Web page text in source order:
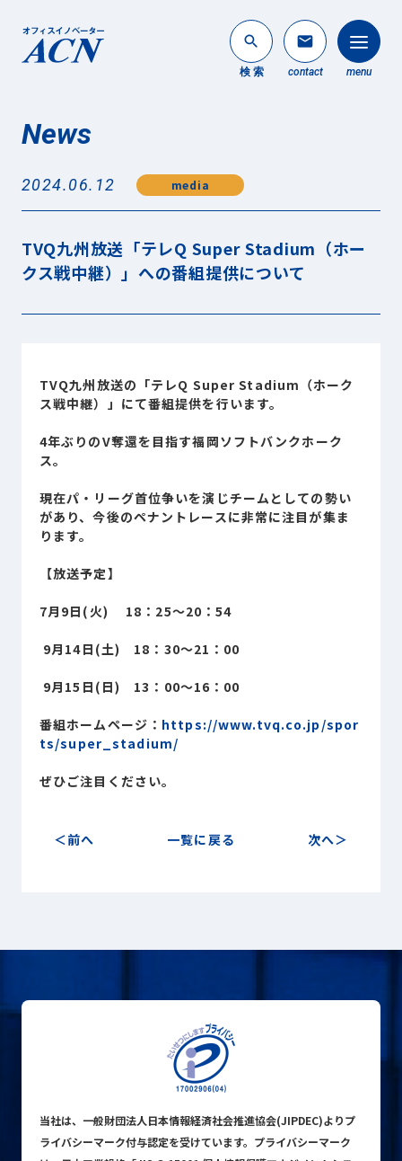
search
検 索
mail
contact menu
法人のお客様
個人のお客様
About ACN
ACNについて
事業内容
Sustainability
Recruit
採用情報
group 商談中のお客様
mail お問い合わせ
News
2024.06.12 media
TVQ九州放送「テレQ Super Stadium（ホー
クス戦中継）」への番組提供について
TVQ九州放送の「テレQ Super Stadium（ホーク
ス戦中継）」にて番組提供を行います。
4年ぶりのV奪還を目指す福岡ソフトバンクホーク
ス。
現在パ・リーグ首位争いを演じチームとしての勢い
があり、今後のペナントレースに非常に注目が集ま
ります。
【放送予定】
7月9日(火) 18：25～20：54
9月14日(土) 18：30～21：00
9月15日(日) 13：00～16：00
番組ホームページ： https://www.tvq.co.jp/spor
ts/super_stadium/
ぜひご注目ください。
前へ 一覧に戻る 次へ
当社は、一般財団法人日本情報経済社会推進協会(JIPDEC)よりプ
ライバシーマーク付与認定を受けています。プライバシーマーク